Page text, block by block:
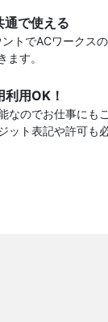
通で使える
トでACワークス
ます。
用OK！
なのでお仕事にも
ット表記や許可も